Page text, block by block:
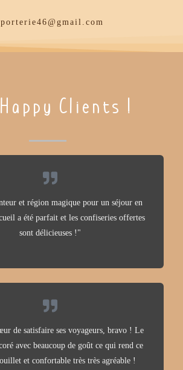
Clients !
et région magique pour un séjour en
a été parfait et les confiseries offertes
sont délicieuses !"
de satisfaire ses voyageurs, bravo ! Le
avec beaucoup de goût ce qui rend ce
et confortable très très agréable !